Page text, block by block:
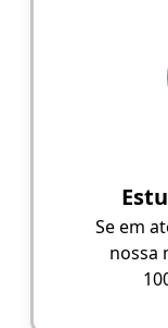
Se em
nossa